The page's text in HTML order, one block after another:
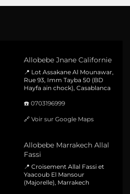
Allobebe Jnane Californie
📍 Lot Assakane Al Mounawar,
Rue 93, Imm Tayba 50 (BD
Hayfa ain chock), Casablanca
☎️ 0703196999
🔗 Voir sur Google Maps
Allobebe Marrakech Allal
Fassi
📍 Croisement Allal Fassi et
Yaacoub El Mansour
(Majorelle), Marrakech